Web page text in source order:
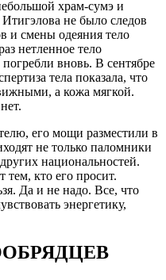
храм-сумэ и
не было следов
и смены одеяния тело
нетленное тело
вновь. В сентябре
тела показала, что
а кожа мягкой.
его мощи разместили в
не только паломники
национальностей.
тем, кто его просит.
Да и не надо. Все, что
энергетику,